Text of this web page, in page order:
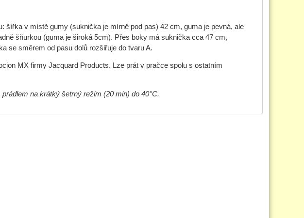
šířka v místě gumy (suknička je mírně pod pas) 42 cm, guma je pevná, ale
šňurkou (guma je široká 5cm). Přes boky má suknička cca 47 cm,
se směrem od pasu dolů rozšiřuje do tvaru A.
MX firmy Jacquard Products. Lze prát v pračce spolu s ostatním
na krátký šetrný režim (20 min) do 40°C.